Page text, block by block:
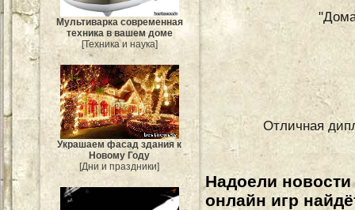
Мультиварка современная
техника в вашем доме
[Техника и наука]
Украшаем фасад здания к
Новому Году
[Дни и праздники]
Отличная
Надоели
онлайн игр